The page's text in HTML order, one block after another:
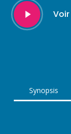
Play
Video
Synopsis